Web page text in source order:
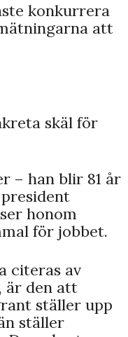
konkurrera
att
skäl för
– han blir 81 år
president
honom
för jobbet.
citeras av
är den att
ställer upp
ställer